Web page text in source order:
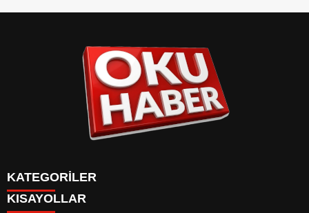
KATEGORİLER
KISAYOLLAR